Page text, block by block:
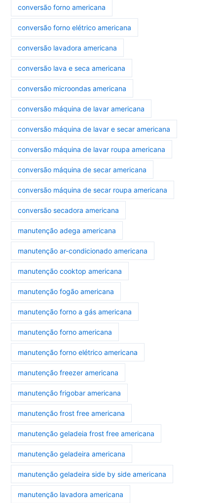
conversão forno americana
conversão forno elétrico americana
conversão lavadora americana
conversão lava e seca americana
conversão microondas americana
conversão máquina de lavar americana
conversão máquina de lavar e secar americana
conversão máquina de lavar roupa americana
conversão máquina de secar americana
conversão máquina de secar roupa americana
conversão secadora americana
manutenção adega americana
manutenção ar-condicionado americana
manutenção cooktop americana
manutenção fogão americana
manutenção forno a gás americana
manutenção forno americana
manutenção forno elétrico americana
manutenção freezer americana
manutenção frigobar americana
manutenção frost free americana
manutenção geladeia frost free americana
manutenção geladeira americana
manutenção geladeira side by side americana
manutenção lavadora americana